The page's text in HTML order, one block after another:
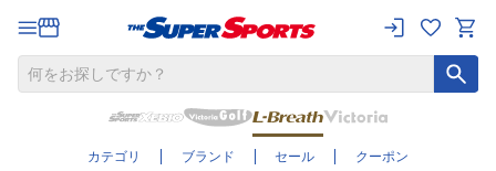
カテゴリ ブランド セール クーポン
さらに絞り込む